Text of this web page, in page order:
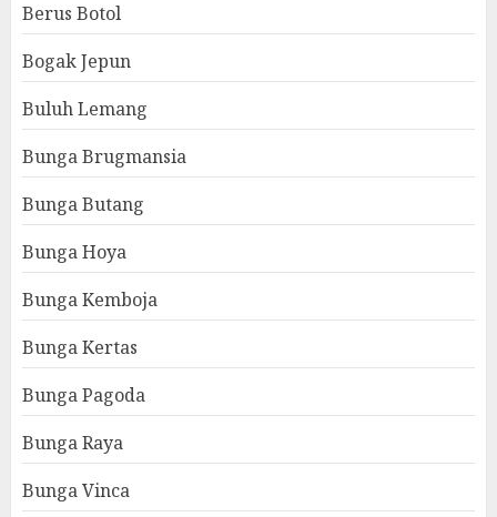
Berus Botol
Bogak Jepun
Buluh Lemang
Bunga Brugmansia
Bunga Butang
Bunga Hoya
Bunga Kemboja
Bunga Kertas
Bunga Pagoda
Bunga Raya
Bunga Vinca